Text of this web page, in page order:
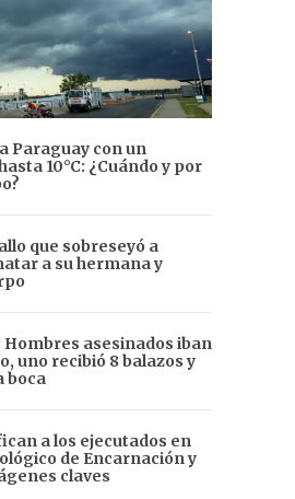
Paraguay con un
10°C: ¿Cuándo y por
que sobreseyó a
a su hermana y
asesinados iban
uno recibió 8 balazos y
boca
a los ejecutados en
de Encarnación y
claves